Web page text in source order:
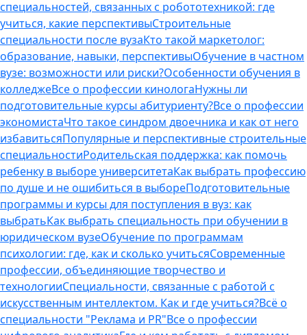
специальностей, связанных с робототехникой: где
учиться, какие перспективыСтроительные
специальности после вузаКто такой маркетолог:
образование, навыки, перспективыОбучение в частном
вузе: возможности или риски?Особенности обучения в
колледжеВсе о профессии кинологаНужны ли
подготовительные курсы абитуриенту?Все о профессии
экономистаЧто такое синдром двоечника и как от него
избавитьсяПопулярные и перспективные строительные
специальностиРодительская поддержка: как помочь
ребенку в выборе университетаКак выбрать профессию
по душе и не ошибиться в выбореПодготовительные
программы и курсы для поступления в вуз: как
выбратьКак выбрать специальность при обучении в
юридическом вузеОбучение по программам
психологии: где, как и сколько учитьсяСовременные
профессии, объединяющие творчество и
технологииСпециальности, связанные с работой с
искусственным интеллектом. Как и где учиться?Всё о
специальности "Реклама и PR"Все о профессии